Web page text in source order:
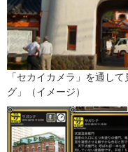
「セカイカメラ」を通し
グ」（イメージ）